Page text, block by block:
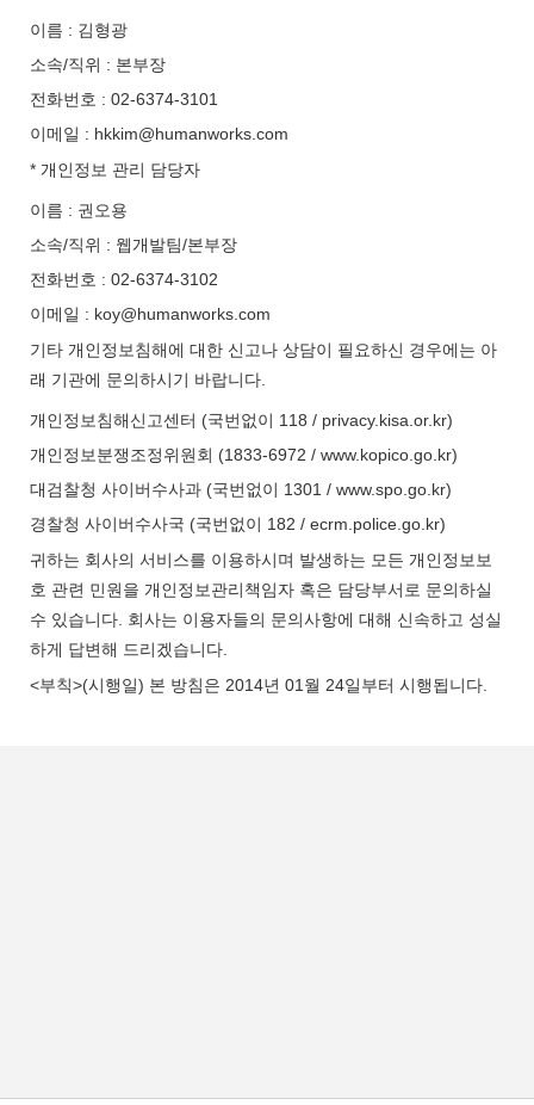
이름 : 김형광
소속/직위 : 본부장
전화번호 : 02-6374-3101
이메일 : hkkim@humanworks.com
* 개인정보 관리 담당자
이름 : 권오용
소속/직위 : 웹개발팀/본부장
전화번호 : 02-6374-3102
이메일 : koy@humanworks.com
기타 개인정보침해에 대한 신고나 상담이 필요하신 경우에는 아
래 기관에 문의하시기 바랍니다.
개인정보침해신고센터 (국번없이 118 / privacy.kisa.or.kr)
개인정보분쟁조정위원회 (1833-6972 / www.kopico.go.kr)
대검찰청 사이버수사과 (국번없이 1301 / www.spo.go.kr)
경찰청 사이버수사국 (국번없이 182 / ecrm.police.go.kr)
귀하는 회사의 서비스를 이용하시며 발생하는 모든 개인정보보
호 관련 민원을 개인정보관리책임자 혹은 담당부서로 문의하실
수 있습니다. 회사는 이용자들의 문의사항에 대해 신속하고 성실
하게 답변해 드리겠습니다.
<부칙>(시행일) 본 방침은 2014년 01월 24일부터 시행됩니다.